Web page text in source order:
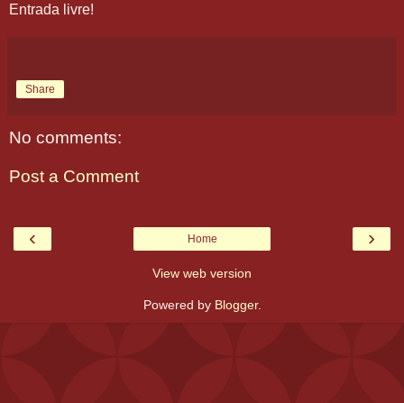
Entrada livre!
Share
No comments:
Post a Comment
‹ ›
Home
View web version
Powered by Blogger.